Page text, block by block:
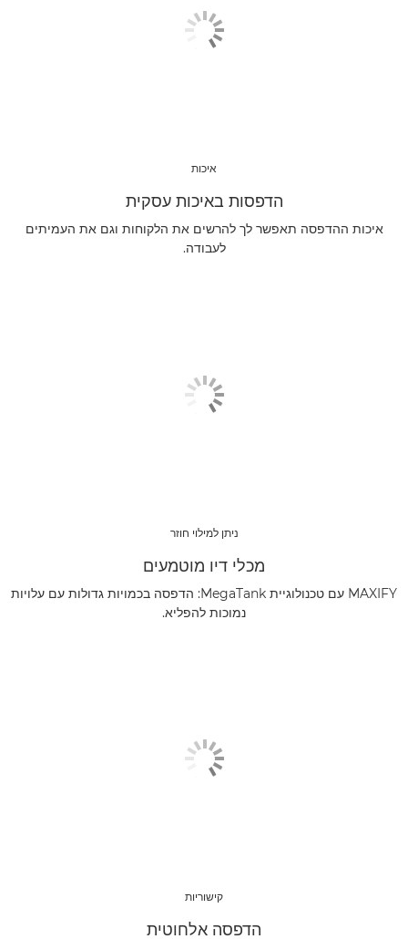
איכות
הדפסות באיכות עסקית
איכות ההדפסה תאפשר לך להרשים את הלקוחות וגם את העמיתים
לעבודה.
ניתן למילוי חוזר
מכלי דיו מוטמעים
MAXIFY עם טכנולוגיית MegaTank: הדפסה בכמויות גדולות עם עלויות
נמוכות להפליא.
קישוריות
הדפסה אלחוטית